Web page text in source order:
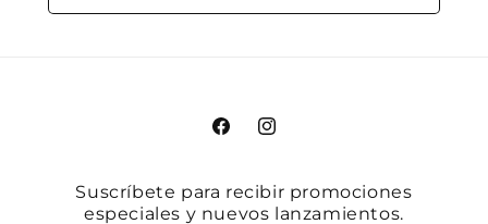
FacebookInstagram
Suscríbete para recibir promociones
especiales y nuevos lanzamientos.